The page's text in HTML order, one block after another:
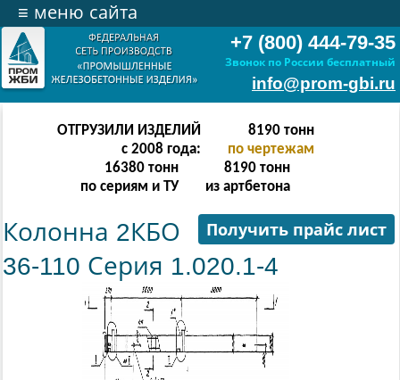
+7 (800) 444-79-35
Звонок по России бесплатный
info@prom-gbi.ru
≡ меню сайта
ОТГРУЗИЛИ ИЗДЕЛИЙ
с 2008 года:
16382тонн
по чертежам
32764 тонн
по сериям и ТУ
16382 тонн
из артбетона
Получить прайс лист
Колонна 2КБО
36-110 Серия 1.020.1-4